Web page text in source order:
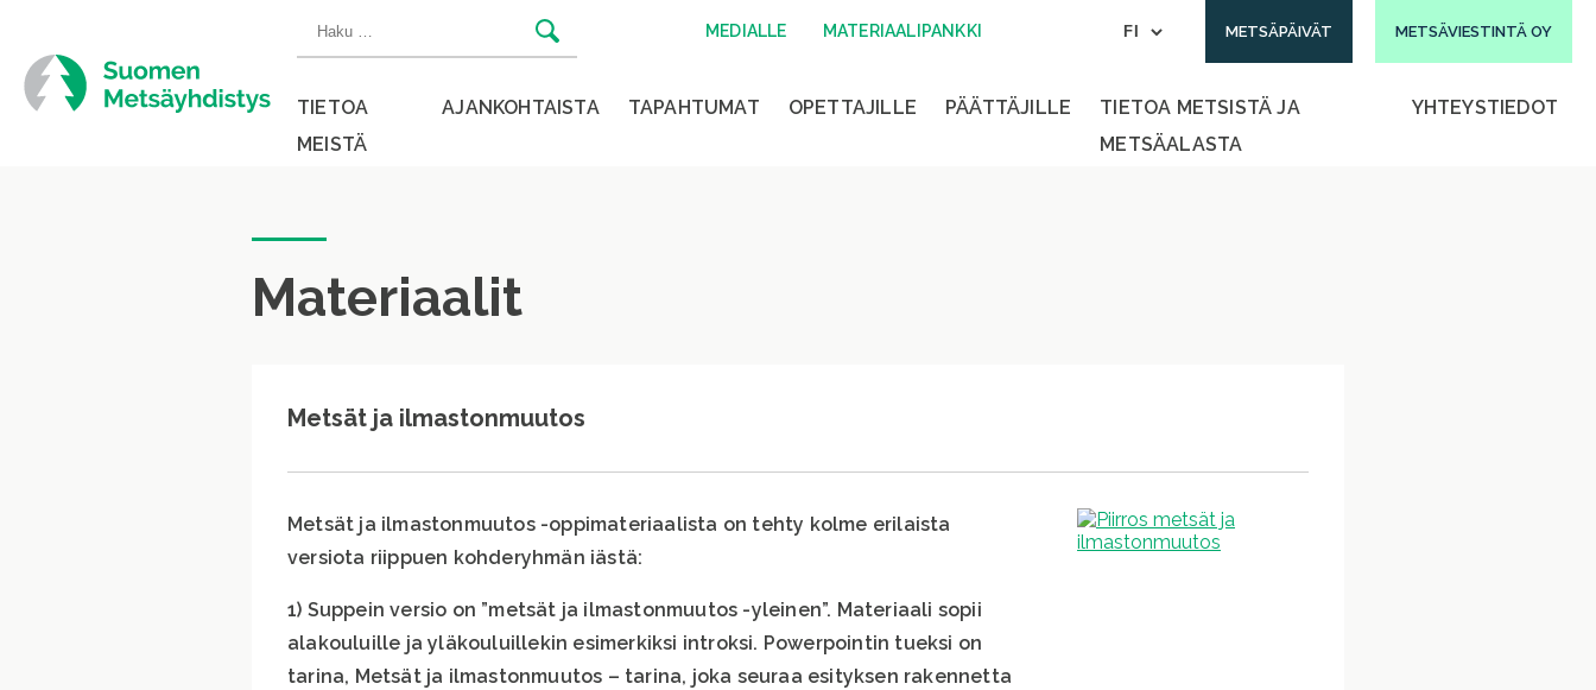
sisältöön
Haku: MEDIALLE MATERIAALIPANKKI METSÄPÄIVÄT METSÄVIESTINTÄ OY
TIETOA
MEISTÄ
AJANKOHTAISTA TAPAHTUMAT OPETTAJILLE PÄÄTTÄJILLE
TIETOA METSISTÄ JA
METSÄALASTA
YHTEYSTIEDOT
Materiaalit
Metsät ja ilmastonmuutos
Metsät ja ilmastonmuutos -oppimateriaalista on tehty kolme erilaista
versiota riippuen kohderyhmän iästä:
1) Suppein versio on ”metsät ja ilmastonmuutos -yleinen”. Materiaali sopii
alakouluille ja yläkouluillekin esimerkiksi introksi. Powerpointin tueksi on
tarina, Metsät ja ilmastonmuutos – tarina, joka seuraa esityksen rakennetta